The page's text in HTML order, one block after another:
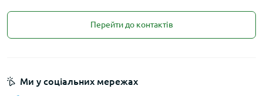
Перейти до контактів
Ми у соціальних мережах